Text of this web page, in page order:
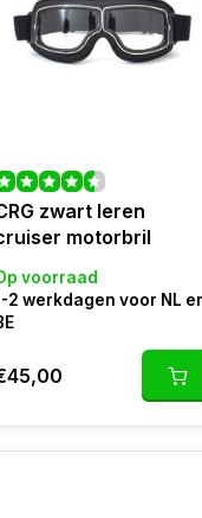
zwart leren
motorbril
voorraad
2 werkdagen voor NL